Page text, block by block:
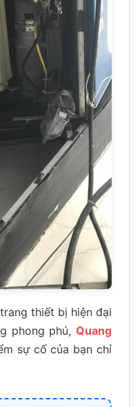
thiết bị hiện đại
phong phú, Quang
sự cố của bạn chỉ